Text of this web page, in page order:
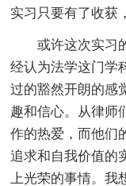
实习只要有了收获
或许这次实习
经认为法学这门学
过的豁然开朗的感
趣和信心。从律师
作的热爱，而他们
追求和自我价值的
上光荣的事情。我